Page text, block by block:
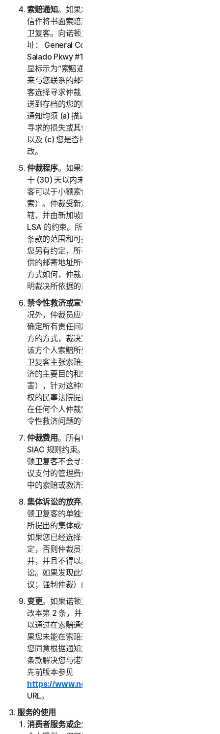
索赔通知。如果您选择寻求仲裁，则必须首先通过挂号
信件将书面索赔通知（以下称“
卫复客。向诺顿卫复客寄送的索赔通知应发送至以下地
址： General Counsel, Gen Digital Inc., 60 Rio
Salado Pkwy #1000, Tempe AZ 85281，且标题应明
显标示为“索赔通知”。索赔通知中应提供诺顿卫复客用
来与您联系的邮寄地址和电子邮件地址。如果诺顿卫复
客选择寻求仲裁，它会通过挂号信件将书面索赔通知寄
送到存档的您的账单地址。您或诺顿卫复客寄送的索赔
通知均须 (a) 描述索赔或争议的性质和依据；(b) 阐述
寻求的损失或其他救济的具体金额（以下称“
以及 (c) 您是否拒绝诺顿卫复客对此条的任何后续修
改。
仲裁程序。如果您和诺顿卫复客在收到索赔通知的三
十 (30) 天以内未就解决索赔达成协议，您或诺顿卫复
客可以于小额索偿法庭启动仲裁程序（或者向其提交申
索）。仲裁受新加坡国际仲裁中心规则“SIAC 规则”管
辖，并由新加坡国际仲裁中心负责管理。仲裁员受本
LSA 的约束。所有问题均由仲裁员决定，包括此仲裁
条款的范围和可执行性相关的问题。除非诺顿卫复客和
您另有约定，所有仲裁听证会均将在您索赔通知中所提
供的邮寄地址所在的国家/地区进行。不管执行仲裁的
方式如何，仲裁员都应当给出合理的书面决定，充分说
明裁决所依据的重要发现及结论。
禁令性救济或宣告性救济
况外，仲裁员应根据您或诺顿卫复客提出的任何索赔来
确定所有责任问题，仲裁员应仅以有利于寻求救济的一
方的方式，裁决宣告性救济或禁令性救济，并且仅限于
该方个人索赔所要求提供的救济范围内。如果您或诺顿
卫复客主张索赔并寻求公共禁令性救济（即：禁令性救
济的主要目的和效果是禁止非法行为未来对公众造成伤
害），针对这种救济的权利和程度，必须在有司法管辖
权的民事法院提出诉讼，而不是在仲裁中。双方同意，
在任何个人仲裁索赔的结果出来前，应中断任何公共禁
令性救济问题的诉讼。
仲裁费用。所有申请费、管理费和仲裁员费的支付均受
SIAC 规则约束。您必须支付 SIAC 的初始申请费。诺
顿卫复客不会寻求退还我们负责按照 SIAC 规则或本协
议支付的管理费或仲裁费，除非仲裁员发现您仲裁请求
中的索赔或救济过于轻率或基于不正当的目的。
集体诉讼的放弃。您和诺顿卫复客同意一方仅以您或诺
顿卫复客的单独资质对另一方提出索赔，而不作为任何
所提出的集体或代表诉讼中的原告或集体成员。此外，
如果您已经选择寻求仲裁，除非您和诺顿卫复客另有约
定，否则仲裁员不得将多人的索赔与您的索赔进行合
并，并且不得以其他方式主持任何形式的代表或集体诉
讼。如果发现此特定条款无法执行，则本第 2 条（争
议；强制仲裁）的全部内容无效。
变更。如果诺顿卫复客在您首次接受本 LSA 之日后修
改本第 2 条，并且您并未明确同意此类变更，则您可
以通过在索赔通知中指明的方式拒绝任何此类变更。如
果您未能在索赔通知中拒绝对本第 2 条的任何变更，
您同意根据通知之日现行有效的本“争议解决”部分下的
条款解决您与诺顿卫复客之间的任何索赔。本 LSA 的
先前版本参见
https://www.nortonlifelock.com/legal/
URL。
服务的使用
消费者服务或企业服务